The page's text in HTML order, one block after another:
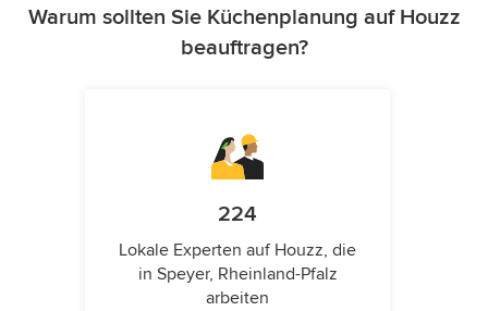
Warum sollten Sie Küchenplanung auf Houzz
beauftragen?
224
Lokale Experten auf Houzz, die
in Speyer, Rheinland-Pfalz
arbeiten